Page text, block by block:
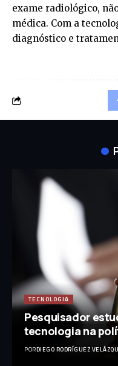
exame radiológico,
médica. Com a
diagnóstico e
TECNOLOGIA
Pesquisador
tecnologia na
PORDIEGO RODRÍGUEZ